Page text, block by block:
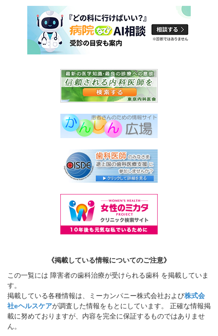
《掲載している情報についてのご注意》
この一覧には 障害者の歯科治療が受けられる歯科 を掲載していま
す。
掲載している各種情報は、ミーカンパニー株式会社および株式会
社eヘルスケアが調査した情報をもとにしています。 正確な情報掲
載に努めておりますが、内容を完全に保証するものではありませ
ん。